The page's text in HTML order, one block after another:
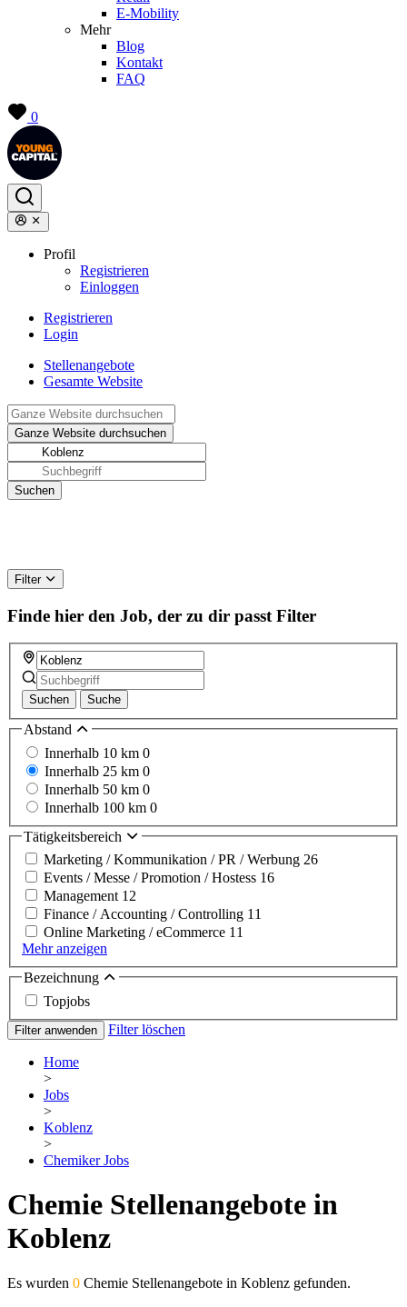
E-Mobility
Mehr
Blog
Kontakt
FAQ
0
Profil
Registrieren
Einloggen
Registrieren
Login
Stellenangebote
Gesamte Website
Filter
Finde hier den Job, der zu dir passt Filter
Suchen Suche
Abstand
Innerhalb 10 km 0
Innerhalb 25 km 0
Innerhalb 50 km 0
Innerhalb 100 km 0
Tätigkeitsbereich
Marketing / Kommunikation / PR / Werbung 26
Events / Messe / Promotion / Hostess 16
Management 12
Finance / Accounting / Controlling 11
Online Marketing / eCommerce 11
Mehr anzeigen
Bezeichnung
Topjobs
Filter anwenden Filter löschen
Home
>
Jobs
>
Koblenz
>
Chemiker Jobs
Chemie Stellenangebote in
Koblenz
Es wurden 0 Chemie Stellenangebote in Koblenz gefunden.